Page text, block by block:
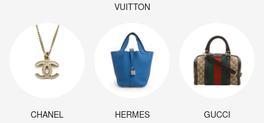
VUITTON
CHANEL HERMES GUCCI